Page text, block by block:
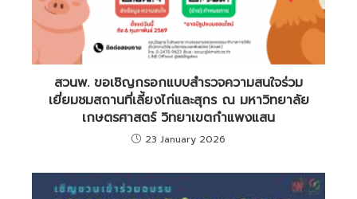
สวนพ. ขอเชิญกรอกแบบสำรวจความสนใจร่วม
เยี่ยมชมสถานที่เลี้ยงไก่และสุกร ณ มหาวิทยาลัย
เกษตรศาสตร์ วิทยาเขตกำแพงแสน
23 January 2026